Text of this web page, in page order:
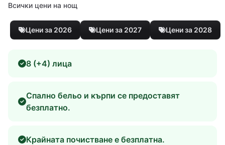
Всички цени на нощ
Цени за 2026 Цени за 2027 Цени за 2028
8 (+4) лица
Спално бельо и кърпи се предоставят
безплатно.
Крайната почистване е безплатна.